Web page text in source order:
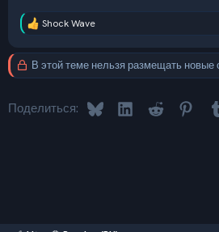
Р
а
к
ц
и
Shock Wave
В этой теме нельзя размещать новые
Поделиться: Bluesky LinkedInReddit